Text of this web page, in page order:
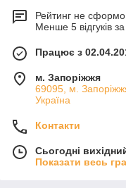
Рейтинг не
Менше 5 відгуків за
Працює з
м. Запоріжжя
69095, м.
Україна
Контакти
Сьогодні
Показати весь